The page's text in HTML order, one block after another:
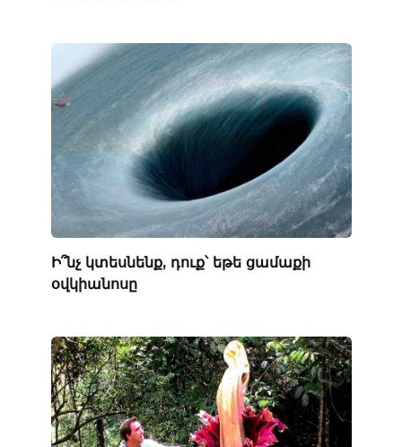
Ի՞նչ կտեսնենք, դուք՝ եթե ցամաքի
օվկիանոսը